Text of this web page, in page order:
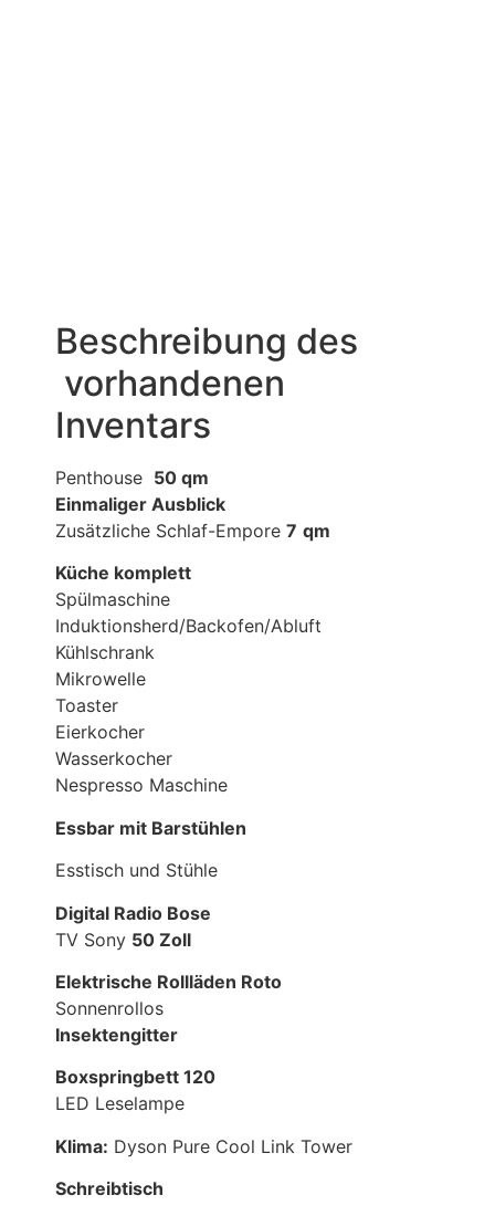
Beschreibung des
vorhandenen
Inventars
Penthouse 50 qm
Einmaliger Ausblick
Zusätzliche Schlaf-Empore 7 qm
Küche komplett
Spülmaschine
Induktionsherd/Backofen/Abluft
Kühlschrank
Mikrowelle
Toaster
Eierkocher
Wasserkocher
Nespresso Maschine
Essbar mit Barstühlen
Esstisch und Stühle
Digital Radio Bose
TV Sony 50 Zoll
Elektrische Rollläden Roto
Sonnenrollos
Insektengitter
Boxspringbett 120
LED Leselampe
Klima: Dyson Pure Cool Link Tower
Schreibtisch